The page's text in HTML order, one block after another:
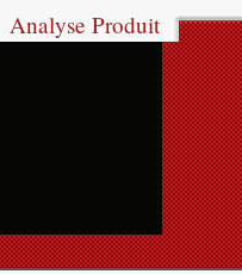
Analyse Produit